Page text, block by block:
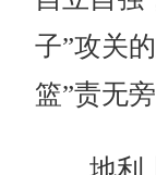
子”攻关
篮”责无旁